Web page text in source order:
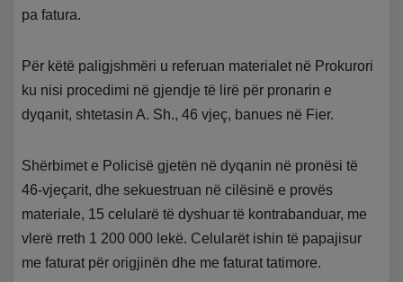
pa fatura.
Për këtë paligjshmëri u referuan materialet në Prokurori
ku nisi procedimi në gjendje të lirë për pronarin e
dyqanit, shtetasin A. Sh., 46 vjeç, banues në Fier.
Shërbimet e Policisë gjetën në dyqanin në pronësi të
46-vjeçarit, dhe sekuestruan në cilësinë e provës
materiale, 15 celularë të dyshuar të kontrabanduar, me
vlerë rreth 1 200 000 lekë. Celularët ishin të papajisur
me faturat për origjinën dhe me faturat tatimore.